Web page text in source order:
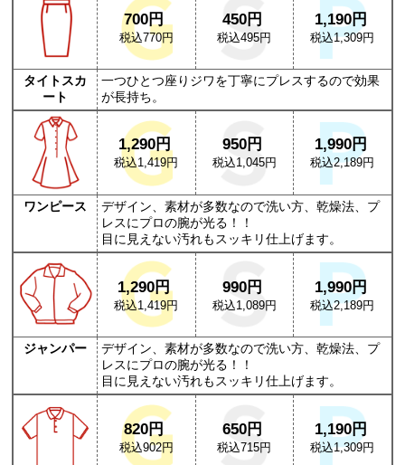
700円
税込770円
450円
税込495円
1,190円
税込1,309円
タイトスカ
ート
一つひとつ座りジワを丁寧にプレスするので効果
が長持ち。
1,290円
税込1,419円
950円
税込1,045円
1,990円
税込2,189円
ワンピース
デザイン、素材が多数なので洗い方、乾燥法、プ
レスにプロの腕が光る！！
目に見えない汚れもスッキリ仕上げます。
1,290円
税込1,419円
990円
税込1,089円
1,990円
税込2,189円
ジャンパー
デザイン、素材が多数なので洗い方、乾燥法、プ
レスにプロの腕が光る！！
目に見えない汚れもスッキリ仕上げます。
820円
税込902円
650円
税込715円
1,190円
税込1,309円